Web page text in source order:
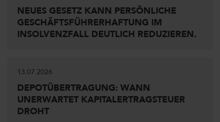
NEUES GESETZ KANN PERSÖNLICHE
GESCHÄFTSFÜHRERHAFTUNG IM
INSOLVENZFALL DEUTLICH REDUZIEREN.
13.07.2026
DEPOTÜBERTRAGUNG: WANN
UNERWARTET KAPITALERTRAGSTEUER
DROHT